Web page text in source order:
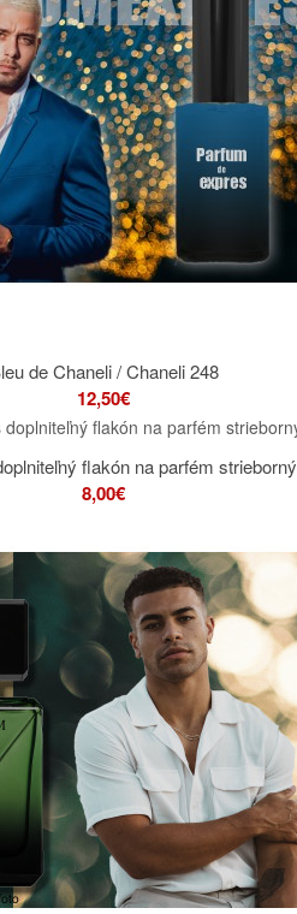
de Chaneli / Chaneli 248
12,50€
flakón na parfém strieborný
8,00€